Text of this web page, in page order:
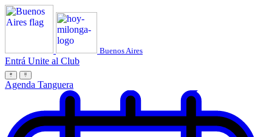
Buenos Aires
Entrá Unite al Club
Agenda Tanguera